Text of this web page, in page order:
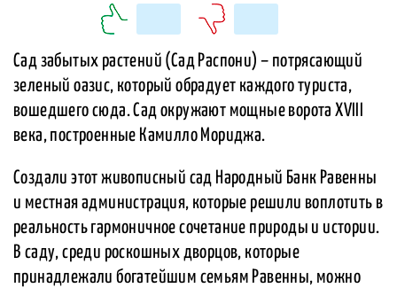
Сад забытых растений (Сад Распони) – потрясающий
зеленый оазис, который обрадует каждого туриста,
вошедшего сюда. Сад окружают мощные ворота XVIII
века, построенные Камилло Мориджа.
Создали этот живописный сад Народный Банк Равенны
и местная администрация, которые решили воплотить в
реальность гармоничное сочетание природы и истории.
В саду, среди роскошных дворцов, которые
принадлежали богатейшим семьям Равенны, можно